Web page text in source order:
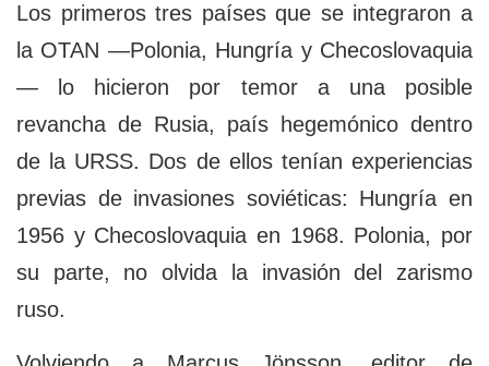
Los primeros tres países que se integraron a
la OTAN —Polonia, Hungría y Checoslovaquia
— lo hicieron por temor a una posible
revancha de Rusia, país hegemónico dentro
de la URSS. Dos de ellos tenían experiencias
previas de invasiones soviéticas: Hungría en
1956 y Checoslovaquia en 1968. Polonia, por
su parte, no olvida la invasión del zarismo
ruso.